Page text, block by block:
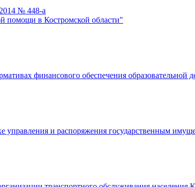
№ 448-а
помощи в Костромской области"
финансового обеспечения образовательной
и распоряжения государственным